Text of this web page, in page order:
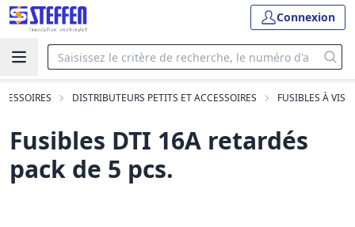
Connexion
DISTRIBUTEURS PETITS ET ACCESSOIRES FUSIBLES À VIS
Fusibles DTI 16A retardés
pack de 5 pcs.